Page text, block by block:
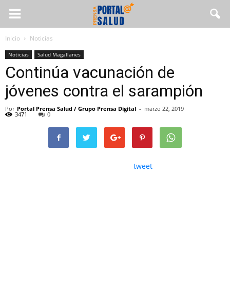
Inicio Noticias
Noticias Salud Magallanes
Continúa vacunación de
jóvenes contra el sarampión
Por Portal Prensa Salud / Grupo Prensa Digital - marzo 22, 2019
3471 0
tweet